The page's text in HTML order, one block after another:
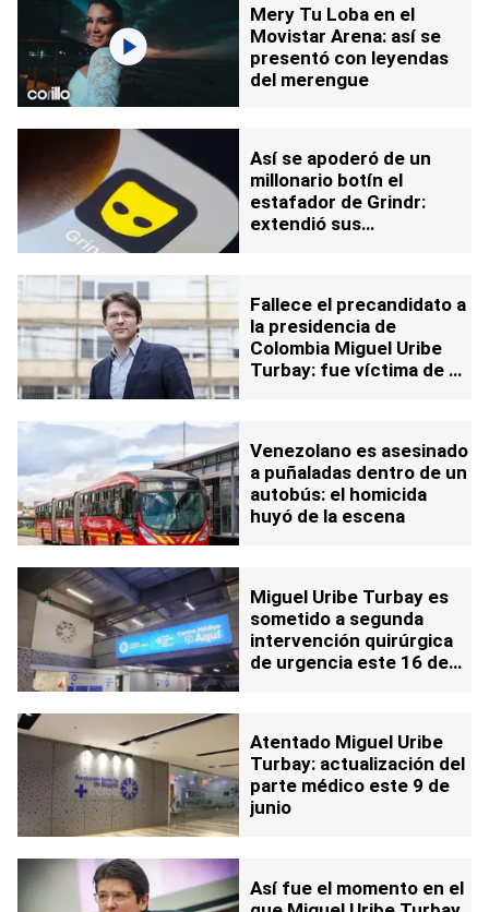
Mery Tu Loba en el
Movistar Arena: así se
presentó con leyendas
del merengue
Así se apoderó de un
millonario botín el
estafador de Grindr:
extendió sus
Fallece el precandidato a
la presidencia de
Colombia Miguel Uribe
Turbay: fue víctima de un
Venezolano es asesinado
a puñaladas dentro de un
autobús: el homicida
huyó de la escena
Miguel Uribe Turbay es
sometido a segunda
intervención quirúrgica
de urgencia este 16 de
Atentado Miguel Uribe
Turbay: actualización del
parte médico este 9 de
junio
Así fue el momento en el